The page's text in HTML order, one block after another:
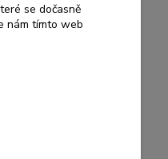
se dočasně
nám tímto web